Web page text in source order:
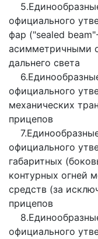
официального
фар ("sealed
асимметричными
дальнего света
официального
механических
прицепов
официального
габаритных
контурных огней
средств (за
прицепов
официального